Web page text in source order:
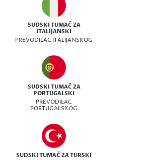
SUDSKI TUMAČ ZA
ITALIJANSKI
PREVODILAC ITALIJANSKOG
SUDSKI TUMAČ ZA
PORTUGALSKI
PREVODILAC
PORTUGALSKOG
SUDSKI TUMAČ ZA TURSKI